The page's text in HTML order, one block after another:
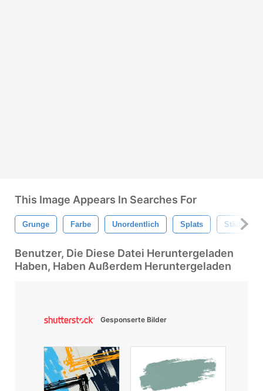
This Image Appears In Searches For
Grunge Farbe Unordentlich Splats Städtisch
Benutzer, Die Diese Datei Heruntergeladen
Haben, Haben Außerdem Heruntergeladen
Gesponserte Bilder